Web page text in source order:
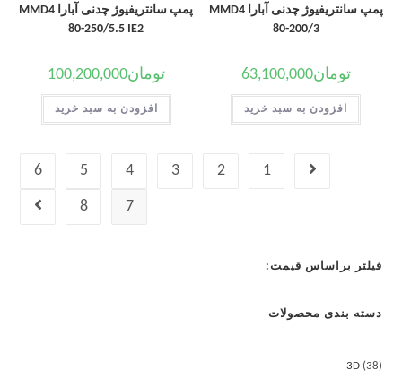
پمپ سانتریفیوژ چدنی آبارا MMD4
80-200/3
تومان63,100,000
افزودن به سبد خرید
پمپ سانتریفیوژ چدنی آبارا MMD4
80-250/5.5 IE2
تومان100,200,000
افزودن به سبد خرید
1
2
3
4
5
6
7
8
فیلتر براساس قیمت:
دسته بندی محصولات
3D 38